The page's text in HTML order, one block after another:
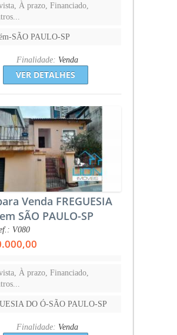
À prazo, Financiado,
SÃO PAULO-SP
Finalidade: Venda
VER DETALHES
Venda FREGUESIA
SÃO PAULO-SP
V080
À prazo, Financiado,
DO Ó-SÃO PAULO-SP
Finalidade: Venda